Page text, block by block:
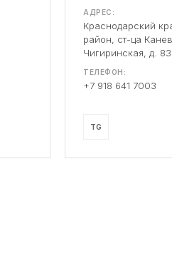
АДРЕС:
Краснодарский
район, ст-ца
Чигиринская, д. 83
ТЕЛЕФОН:
+7 918 641 7003
TG